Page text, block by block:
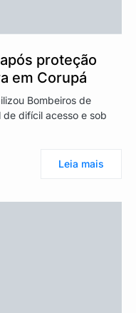
proteção
em Corupá
Bombeiros de
de difícil acesso e sob
Leia mais